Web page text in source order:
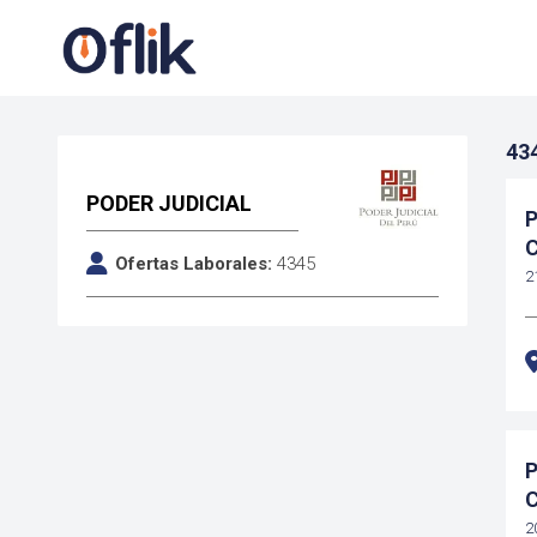
PODER JUDICIAL
Ofertas Laborales: 4345